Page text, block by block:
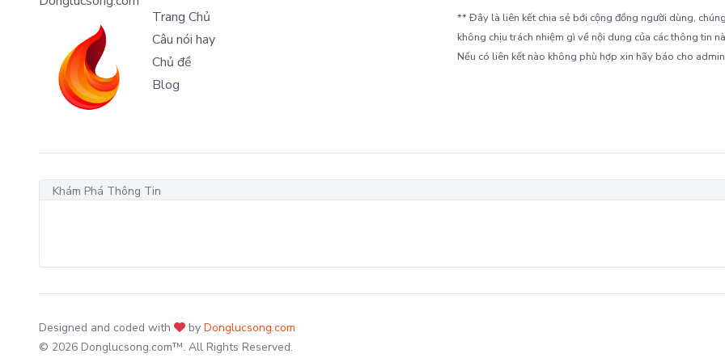
Trang Chủ
Câu nói hay
Chủ đề
Blog
** Đây là liên kết chia sẻ bới cộng đồng người dùng,
không chịu trách nhiệm gì về nội dung của các thông tin
Nếu có liên kết nào không phù hợp xin hãy báo cho
Khám Phá Thông Tin
Designed and coded with by Donglucsong.com
© 2026 Donglucsong.com™. All Rights Reserved.